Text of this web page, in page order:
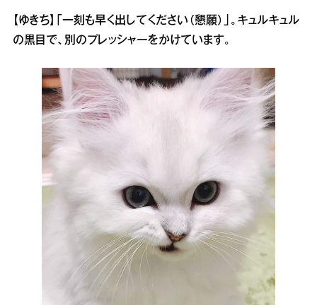
【ゆきち】「一刻も早く出してください（懇願）」。キュルキュル
の黒目で、別のプレッシャーをかけています。